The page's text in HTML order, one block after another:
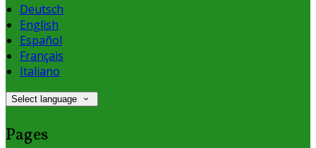
Deutsch
English
Español
Français
Italiano
Select language
Pages